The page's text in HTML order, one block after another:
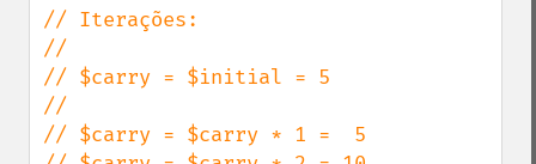
// Iterações:
//
// $carry = $initial = 5
//
// $carry = $carry * 1 =  5